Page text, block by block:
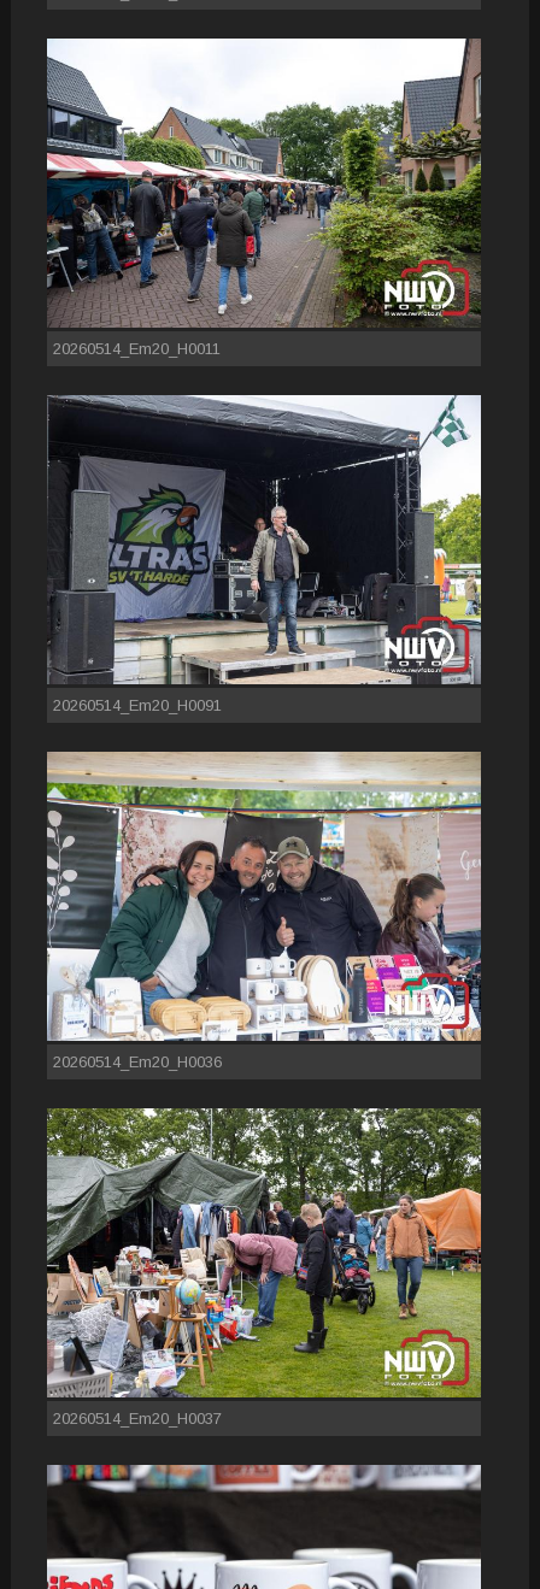
20260514_Em20_H0011
20260514_Em20_H0091
20260514_Em20_H0036
20260514_Em20_H0037